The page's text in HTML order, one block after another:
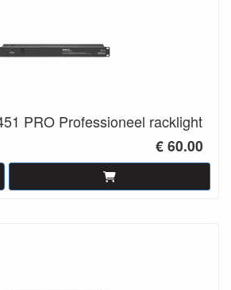
PRO Professioneel racklight
€ 60.00